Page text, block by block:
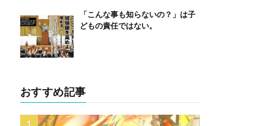
「こんな事も知らないの？」は子
どもの責任ではない。
おすすめ記事